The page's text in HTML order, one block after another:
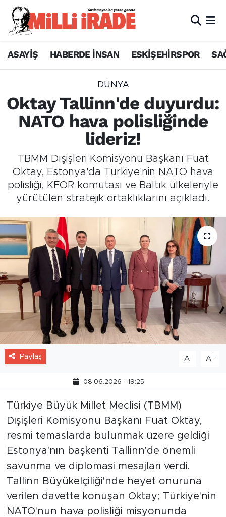
ASAYİŞ HABERDE İNSAN ESKİŞEHİRSPOR
DÜNYA
Oktay Tallinn'de duyurdu:
NATO hava polisliğinde
lideriz!
TBMM Dışişleri Komisyonu Başkanı Fuat
Oktay, Estonya'da Türkiye'nin NATO hava
polisliği, KFOR komutası ve Baltık ülkeleriyle
yürütülen stratejik ortaklıklarını açıkladı.
Paylaş A- A+
08.06.2026 - 19:25
Türkiye Büyük Millet Meclisi (TBMM)
Dışişleri Komisyonu Başkanı Fuat Oktay,
resmi temaslarda bulunmak üzere geldiği
Estonya'nın başkenti Tallinn'de önemli
savunma ve diplomasi mesajları verdi.
Tallinn Büyükelçiliği'nde heyet onuruna
verilen davette konuşan Oktay; Türkiye'nin
NATO'nun hava polisliği misyonunda